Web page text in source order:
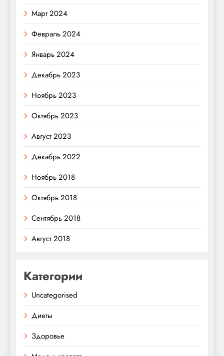
Март 2024
Февраль 2024
Январь 2024
Декабрь 2023
Ноябрь 2023
Октябрь 2023
Август 2023
Декабрь 2022
Ноябрь 2018
Октябрь 2018
Сентябрь 2018
Август 2018
Категории
Uncategorised
Диеты
Здоровье